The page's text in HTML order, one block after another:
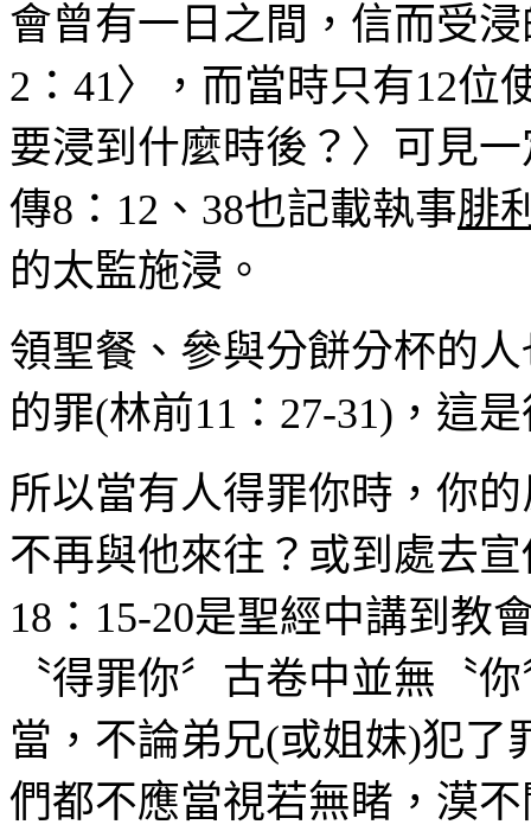
會曾有一日之間，信而受
2 ： 41〉，而當時只有12位
要浸到什麼時後？〉可見
傳8 ： 12 、 38也記載執事腓
的太監施浸。
領聖餐、參與分餅分杯的
的罪(林前11 ： 27-31) ，這
所以當有人得罪你時，你
不再與他來往？或到處去
18 ： 15-20是聖經中講到教
〝得罪你〞古卷中並無〝
當，不論弟兄(或姐妹)犯了
們都不應當視若無睹，漠